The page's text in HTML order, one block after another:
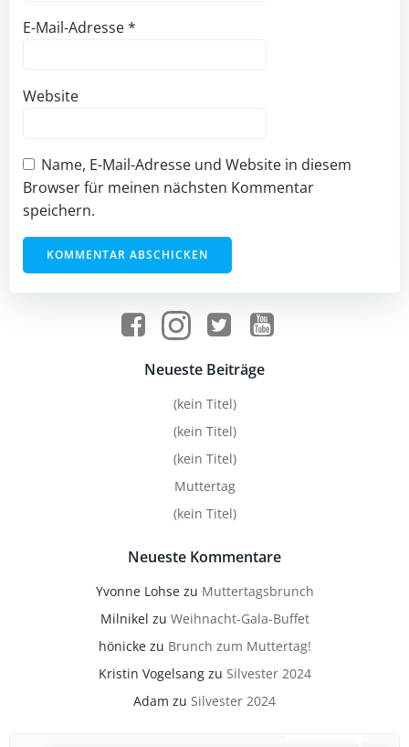
E-Mail-Adresse*
Website
Name, E-Mail-Adresse und Website in diesem
Browser für meinen nächsten Kommentar
speichern.
Neueste Beiträge
(kein Titel)
(kein Titel)
(kein Titel)
Muttertag
(kein Titel)
Neueste Kommentare
Yvonne Lohsezu Muttertagsbrunch
Milnikel zu Weihnacht-Gala-Buffet
hönickezu Brunch zum Muttertag!
Kristin Vogelsangzu Silvester 2024
Adam zu Silvester 2024